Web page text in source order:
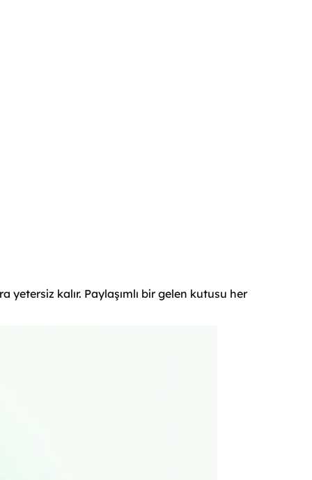
kalır. Paylaşımlı bir gelen kutusu her